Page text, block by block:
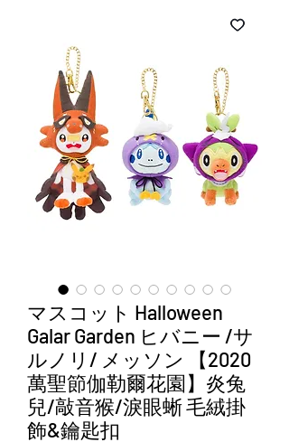
WECHAT 微信諮詢
マスコット Halloween
Galar Garden ヒバニー /サ
ルノリ/ メッソン 【2020
萬聖節伽勒爾花園】炎兔
兒/敲音猴/淚眼蜥 毛絨掛
飾&鑰匙扣